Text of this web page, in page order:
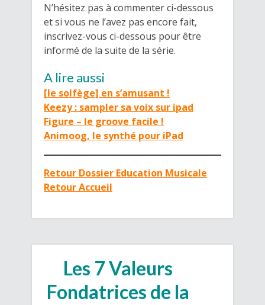
N’hésitez pas à commenter ci-dessous
et si vous ne l’avez pas encore fait,
inscrivez-vous ci-dessous pour être
informé de la suite de la série.
A lire aussi
[le solfège] en s’amusant !
Keezy : sampler sa voix sur ipad
Figure – le groove facile !
Animoog, le synthé pour iPad
Retour Dossier Education Musicale
Retour Accueil
Les 7 Valeurs
Fondatrices de la